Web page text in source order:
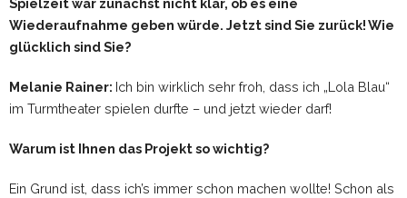
Spielzeit war zunächst nicht klar, ob es eine
Wiederaufnahme geben würde. Jetzt sind Sie zurück! Wie
glücklich sind Sie?
Melanie Rainer: Ich bin wirklich sehr froh, dass ich „Lola Blau“
im Turmtheater spielen durfte – und jetzt wieder darf!
Warum ist Ihnen das Projekt so wichtig?
Ein Grund ist, dass ich’s immer schon machen wollte! Schon als